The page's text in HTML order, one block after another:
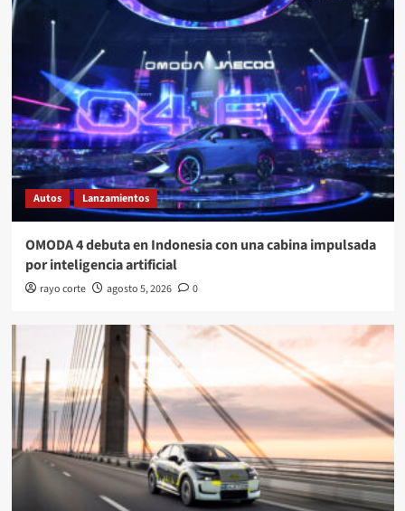
Autos Lanzamientos
OMODA 4 debuta en Indonesia con una cabina impulsada
por inteligencia artificial
rayo corte agosto 5, 2026 0